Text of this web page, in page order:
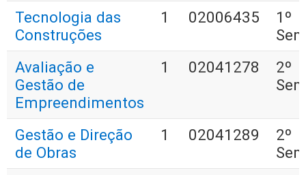
Tecnologia das
Construções
1 02006435
1º
Avaliação e
Gestão de
Empreendimentos
1 02041278
2º
Gestão e Direção
de Obras
1 02041289
2º